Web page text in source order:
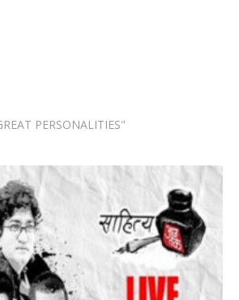
PERSONALITIES"